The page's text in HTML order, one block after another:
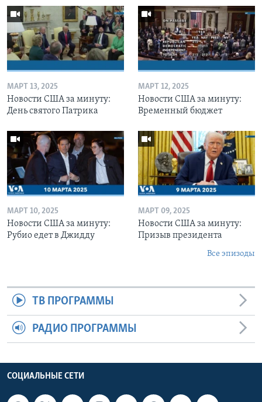
МАРТ 13, 2025
Новости США за минуту:
День святого Патрика
МАРТ 12, 2025
Новости США за минуту:
Временный бюджет
МАРТ 10, 2025
Новости США за минуту:
Рубио едет в Джидду
МАРТ 09, 2025
Новости США за минуту:
Призыв президента
Все эпизоды
ТВ ПРОГРАММЫ
РАДИО ПРОГРАММЫ
СОЦИАЛЬНЫЕ СЕТИ